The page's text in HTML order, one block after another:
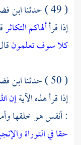
( 49 ) حدثنا
ابن
إذا قرأألهاكم التكاثر
كلا سوف تعلمون
( 50 ) حدثنا
ابن
إذا قرأ هذه الآيةإن
: أنفس هو خلقها
حقا في التوراة